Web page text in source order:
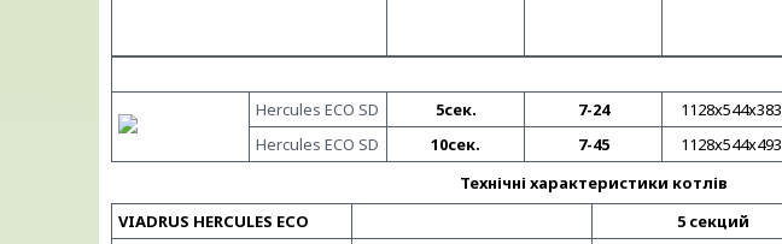
Hercules ECO SD
5сек. 7-24 1128х544х383
Hercules ECO SD
10сек. 7-45 1128х544х493
Технічні характеристики котлів
VIADRUS HERCULES ECO
5 секций